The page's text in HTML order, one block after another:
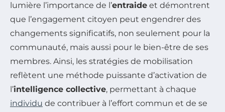
lumière l’importance de l’entraide et démontrent
que l’engagement citoyen peut engendrer des
changements significatifs, non seulement pour la
communauté, mais aussi pour le bien-être de ses
membres. Ainsi, les stratégies de mobilisation
reflètent une méthode puissante d’activation de
l’intelligence collective, permettant à chaque
individu de contribuer à l’effort commun et de se